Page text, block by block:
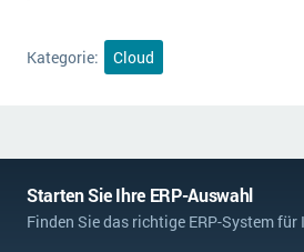
Kategorie: Cloud
Starten Sie Ihre ERP-Auswahl
Finden Sie das richtige ERP-System für